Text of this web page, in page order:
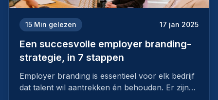
15 Min gelezen 17 jan 2025
Een succesvolle employer branding-
strategie, in 7 stappen
Employer branding is essentieel voor elk bedrijf
dat talent wil aantrekken én behouden. Er zijn